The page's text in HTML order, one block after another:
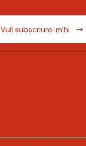
Vull subscriure-m'hi